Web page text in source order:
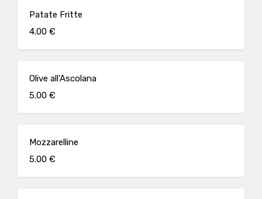
Patate Fritte
4.00 €
Olive all'Ascolana
5.00 €
Mozzarelline
5.00 €